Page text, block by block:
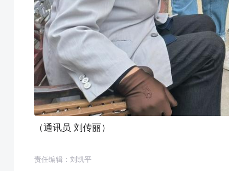
（通讯员 刘传丽）
责任编辑：刘凯平